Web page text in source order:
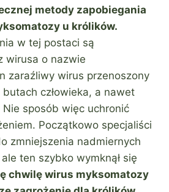
metody zapobiegania
u królików.
w tej postaci są
wirusa o nazwie
zaraźliwy wirus przenoszony
człowieka, a nawet
sposób więc uchronić
Początkowo specjaliści
zmniejszenia nadmiernych
ten szybko wymknął się
chwilę wirus myksomatozy